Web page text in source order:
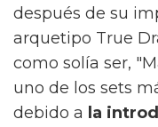
después de su
arquetipo True
como solía ser,
uno de los sets
debido a la